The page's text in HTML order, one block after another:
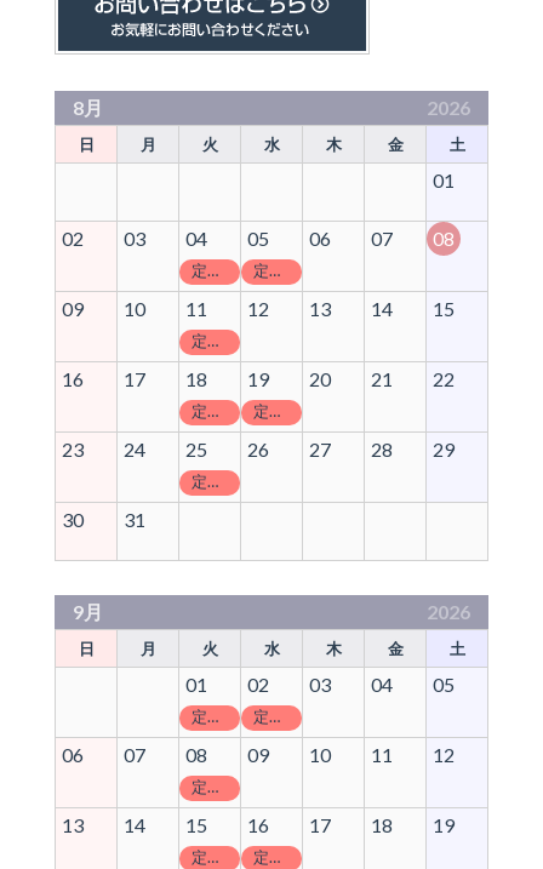
8月 2026
日 月 火 水 木 金 土
01
02 03 04
定休日
05
定休日
06 07 08
09 10 11
定休日
12 13 14 15
16 17 18
定休日
19
定休日
20 21 22
23 24 25
定休日
26 27 28 29
30 31
9月 2026
日 月 火 水 木 金 土
01
定休日
02
定休日
03 04 05
06 07 08
定休日
09 10 11 12
13 14 15
定休日
16
定休日
17 18 19